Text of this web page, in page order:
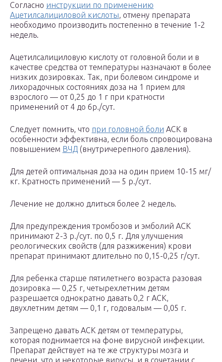
Согласно инструкции по применению
Ацетилсалициловой кислоты, отмену препарата
необходимо производить постепенно в течение 1-2
недель.
Ацетилсалициловую кислоту от головной боли и в
качестве средства от температуры назначают в более
низких дозировках. Так, при болевом синдроме и
лихорадочных состояниях доза на 1 прием для
взрослого — от 0,25 до 1 г при кратности
применений от 4 до 6р./сут.
Следует помнить, что при головной боли АСК в
особенности эффективна, если боль спровоцирована
повышением ВЧД (внутричерепного давления).
Для детей оптимальная доза на один прием 10-15 мг/
кг. Кратность применений — 5 р./сут.
Лечение не должно длиться более 2 недель.
Для предупреждения тромбозов и эмболий АСК
принимают 2-3 р./сут. по 0,5 г. Для улучшения
реологических свойств (для разжижения) крови
препарат принимают длительно по 0,15-0,25 г/сут.
Для ребенка старше пятилетнего возраста разовая
дозировка — 0,25 г, четырехлетним детям
разрешается однократно давать 0,2 г АСК,
двухлетним детям — 0,1 г, годовалым — 0,05 г.
Запрещено давать АСК детям от температуры,
которая поднимается на фоне вирусной инфекции.
Препарат действует на те же структуры мозга и
печени, что и некоторые вирусы, и в сочетании с